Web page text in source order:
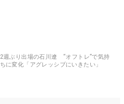
2週ぶり出場の石川遼 “オフトレ”で気持
ちに変化「アグレッシブにいきたい」